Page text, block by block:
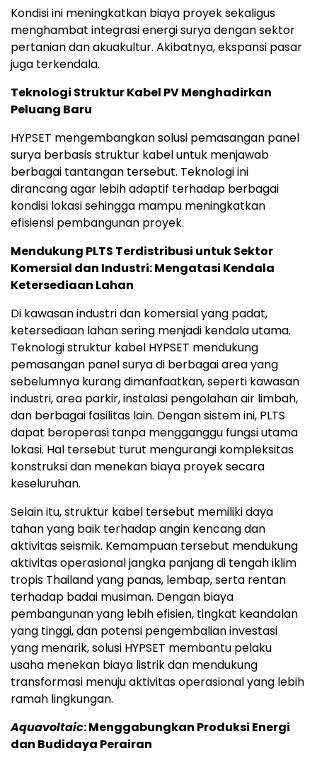
Kondisi ini meningkatkan biaya proyek sekaligus
menghambat integrasi energi surya dengan sektor
pertanian dan akuakultur. Akibatnya, ekspansi pasar
juga terkendala.
Teknologi Struktur Kabel PV Menghadirkan
Peluang Baru
HYPSET mengembangkan solusi pemasangan panel
surya berbasis struktur kabel untuk menjawab
berbagai tantangan tersebut. Teknologi ini
dirancang agar lebih adaptif terhadap berbagai
kondisi lokasi sehingga mampu meningkatkan
efisiensi pembangunan proyek.
Mendukung PLTS Terdistribusi untuk Sektor
Komersial dan Industri: Mengatasi Kendala
Ketersediaan Lahan
Di kawasan industri dan komersial yang padat,
ketersediaan lahan sering menjadi kendala utama.
Teknologi struktur kabel HYPSET mendukung
pemasangan panel surya di berbagai area yang
sebelumnya kurang dimanfaatkan, seperti kawasan
industri, area parkir, instalasi pengolahan air limbah,
dan berbagai fasilitas lain. Dengan sistem ini, PLTS
dapat beroperasi tanpa mengganggu fungsi utama
lokasi. Hal tersebut turut mengurangi kompleksitas
konstruksi dan menekan biaya proyek secara
keseluruhan.
Selain itu, struktur kabel tersebut memiliki daya
tahan yang baik terhadap angin kencang dan
aktivitas seismik. Kemampuan tersebut mendukung
aktivitas operasional jangka panjang di tengah iklim
tropis Thailand yang panas, lembap, serta rentan
terhadap badai musiman. Dengan biaya
pembangunan yang lebih efisien, tingkat keandalan
yang tinggi, dan potensi pengembalian investasi
yang menarik, solusi HYPSET membantu pelaku
usaha menekan biaya listrik dan mendukung
transformasi menuju aktivitas operasional yang lebih
ramah lingkungan.
Aquavoltaic: Menggabungkan Produksi Energi
dan Budidaya Perairan